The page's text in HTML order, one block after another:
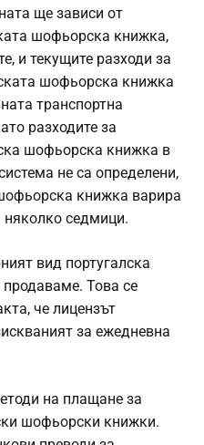
ще зависи от
шофьорска книжка,
и текущите разходи за
шофьорска книжка
транспортна
разходите за
шофьорска книжка в
не са определени,
книжка варира
няколко седмици.
вид португалска
Това се
че лицензът
за ежедневна
на плащане за
шофьорски книжки.